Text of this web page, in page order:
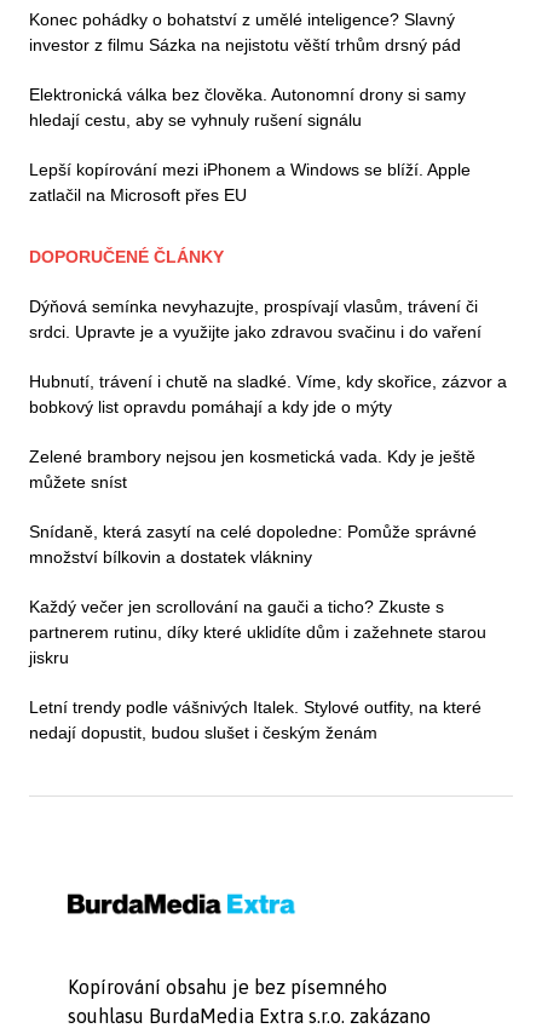
Konec pohádky o bohatství z umělé inteligence? Slavný
investor z filmu Sázka na nejistotu věští trhům drsný pád
Elektronická válka bez člověka. Autonomní drony si samy
hledají cestu, aby se vyhnuly rušení signálu
Lepší kopírování mezi iPhonem a Windows se blíží. Apple
zatlačil na Microsoft přes EU
DOPORUČENÉ ČLÁNKY
Dýňová semínka nevyhazujte, prospívají vlasům, trávení či
srdci. Upravte je a využijte jako zdravou svačinu i do vaření
Hubnutí, trávení i chutě na sladké. Víme, kdy skořice, zázvor a
bobkový list opravdu pomáhají a kdy jde o mýty
Zelené brambory nejsou jen kosmetická vada. Kdy je ještě
můžete sníst
Snídaně, která zasytí na celé dopoledne: Pomůže správné
množství bílkovin a dostatek vlákniny
Každý večer jen scrollování na gauči a ticho? Zkuste s
partnerem rutinu, díky které uklidíte dům i zažehnete starou
jiskru
Letní trendy podle vášnivých Italek. Stylové outfity, na které
nedají dopustit, budou slušet i českým ženám
Kopírování obsahu je bez písemného
souhlasu BurdaMedia Extra s.r.o. zakázano